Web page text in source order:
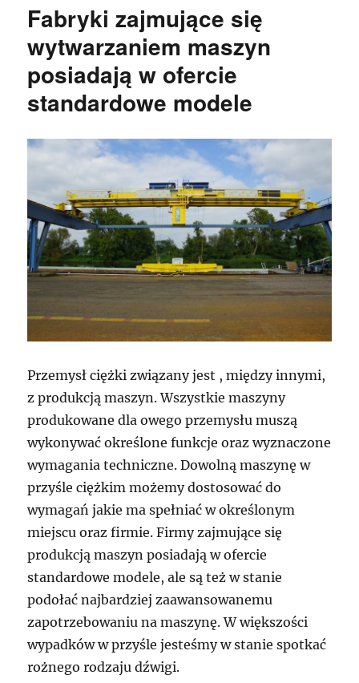
Fabryki zajmujące się
wytwarzaniem maszyn
posiadają w ofercie
standardowe modele
Przemysł ciężki związany jest , między innymi,
z produkcją maszyn. Wszystkie maszyny
produkowane dla owego przemysłu muszą
wykonywać określone funkcje oraz wyznaczone
wymagania techniczne. Dowolną maszynę w
przyśle ciężkim możemy dostosować do
wymagań jakie ma spełniać w określonym
miejscu oraz firmie. Firmy zajmujące się
produkcją maszyn posiadają w ofercie
standardowe modele, ale są też w stanie
podołać najbardziej zaawansowanemu
zapotrzebowaniu na maszynę. W większości
wypadków w przyśle jesteśmy w stanie spotkać
rożnego rodzaju dźwigi.